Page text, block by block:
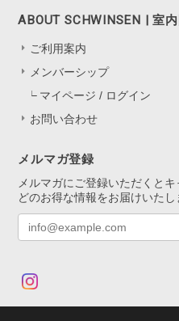
ABOUT SCHWINSEN | 室
ご利用案内
メンバーシップ
マイページ / ログイン
お問い合わせ
メルマガ登録
メルマガにご登録いただくと
どのお得な情報をお届けいたし